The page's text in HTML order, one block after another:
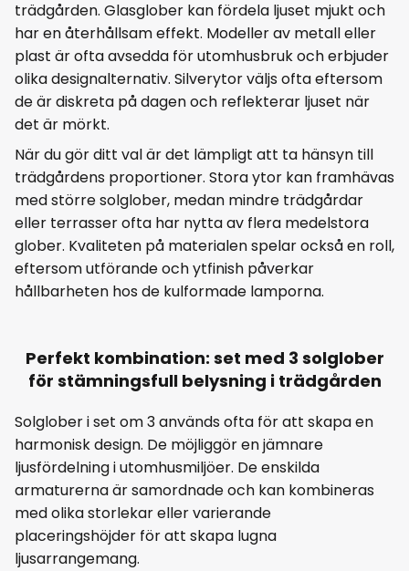
trädgården. Glasglober kan fördela ljuset mjukt och
har en återhållsam effekt. Modeller av metall eller
plast är ofta avsedda för utomhusbruk och erbjuder
olika designalternativ. Silverytor väljs ofta eftersom
de är diskreta på dagen och reflekterar ljuset när
det är mörkt.
När du gör ditt val är det lämpligt att ta hänsyn till
trädgårdens proportioner. Stora ytor kan framhävas
med större solglober, medan mindre trädgårdar
eller terrasser ofta har nytta av flera medelstora
glober. Kvaliteten på materialen spelar också en roll,
eftersom utförande och ytfinish påverkar
hållbarheten hos de kulformade lamporna.
Perfekt kombination: set med 3 solglober
för stämningsfull belysning i trädgården
Solglober i set om 3 används ofta för att skapa en
harmonisk design. De möjliggör en jämnare
ljusfördelning i utomhusmiljöer. De enskilda
armaturerna är samordnade och kan kombineras
med olika storlekar eller varierande
placeringshöjder för att skapa lugna
ljusarrangemang.